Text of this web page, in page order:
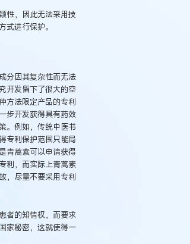
性，因此无法采用技
进行保护。
分因其复杂性而无法
开发留下了很大的空
方法限定产品的专利
步开发获得具有药效
。例如，传统中医书
专利保护范围只能局
青蒿素可以申请获得
利，而实际上青蒿素
，尽量不要采用专利
者的知情权，而要求
家秘密，这就使得一